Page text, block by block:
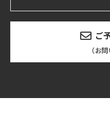
ご
（お